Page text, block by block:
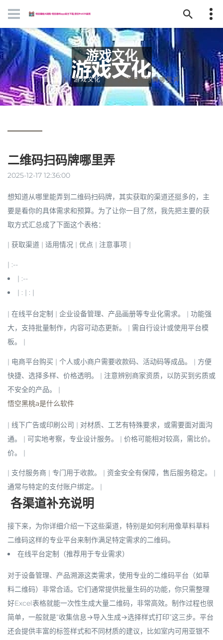
游戏文化
首页 游戏文化 二维码扫码牌哪里弄
二维码扫码牌哪里弄
2025-12-17 12:36:00
想知道从哪里能弄到二维码扫码牌，其实获取的渠道还挺多的，主
要是看你的具体需求和预算。为了让你一目了然，我先把主要的获
取方式汇总成了下面这个表格：
| 获取渠道 | 适用情况 | 优点 | 注意事项 |
| :--
| :--
| : | : |
| 在线平台定制 | 企业设备管理、产品画册等专业化需求。 | 功能强
大，支持批量制作，内容可动态更新。 | 需自行设计或使用平台模
板。 |
| 电商平台购买 | 个人或小商户需要收款码、活动码等成品。 | 方便
快捷、选择多样、价格透明。 | 注意辨别商家资质，以防买到劣质或
不安全的产品。 |
悟空黑桃a是什么软件
| 线下广告或印刷公司 | 对材质、工艺有特殊要求，或需要面对面沟
通。 | 可实地考察，专业设计服务。 | 价格可能相对较高，需比价。
价。 |
| 支付服务商 | 专门用于收款。 | 资金安全有保障，售后服务稳定。 |
通常与特定的支付账户绑定。 |
️ 各渠道补充说明
接下来，为你详细介绍一下这些渠道，特别是如何利用像草料草料
二维码这样的专业平台来制作满足特定需求的二维码。
在线平台定制（推荐用于专业需求）
对于设备管理、产品溯源这类需求，使用专业的二维码平台（如草
料二维码）非常合适。它们通常提供批量生码的功能，你只需整理
好Excel表格就能一次性生成大量二维码，非常高效。制作过程也很
简单，一般就是“收集信息→导入生成→选择样式打印”这三步。平台
还会提供丰富的标签样式和不同材质的建议，比如室内可用亚银不